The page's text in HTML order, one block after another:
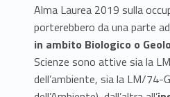
Alma Laurea 2019 sulla
porterebbero da una parte
in ambito Biologico o
Scienze sono attive sia la
dell’ambiente, sia la LM/74-